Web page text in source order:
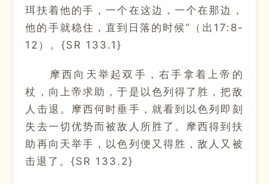
珥扶着他的手，一个在这边，一个在那边，
他的手就稳住，直到日落的时候”（出17:8-
12）。{SR 133.1}
摩西向天举起双手，右手拿着上帝的
杖，向上帝求助，于是以色列得了胜，把敌
人击退。摩西何时垂手，就看到以色列即刻
失去一切优势而被敌人所胜了。摩西得到扶
助再向天举手，以色列便又得胜，敌人又被
击退了。{SR 133.2}